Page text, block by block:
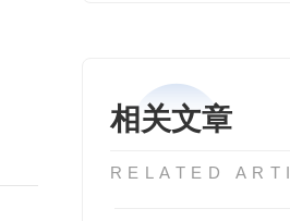
相关文章
RELATED